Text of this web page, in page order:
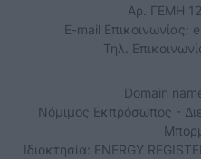
Αρ. ΓΕΜΗ
E-mail Επικοινωνίας:
Τηλ.
Domain
Νόμιμος Εκπρόσωπος -
Ιδιοκτησία: ENERGY